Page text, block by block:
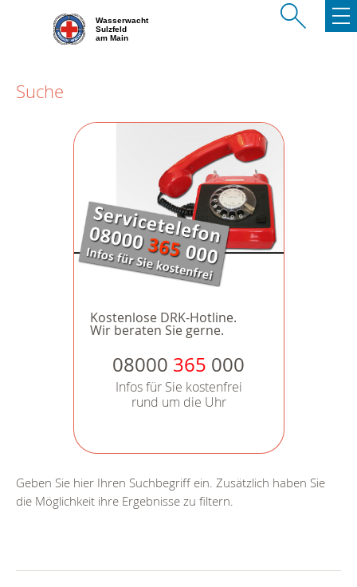
Wasserwacht
Sulzfeld
am Main
Suche
Kostenlose DRK-Hotline.
Wir beraten Sie gerne.
08000 365 000
Infos für Sie kostenfrei
rund um die Uhr
Geben Sie hier Ihren Suchbegriff ein. Zusätzlich haben Sie
die Möglichkeit ihre Ergebnisse zu filtern.